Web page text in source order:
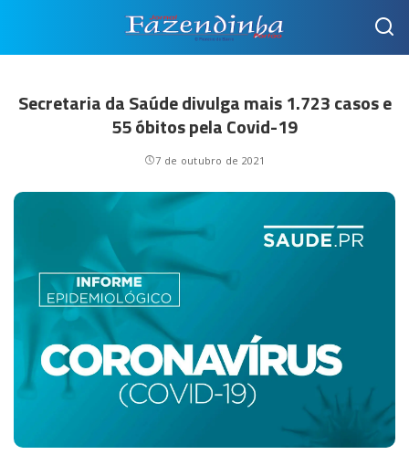
Secretaria da Saúde divulga mais 1.723 casos e
55 óbitos pela Covid-19
7 de outubro de 2021